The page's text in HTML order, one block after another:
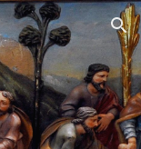
Skip to navigation